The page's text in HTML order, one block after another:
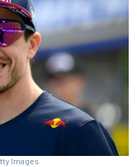
Images